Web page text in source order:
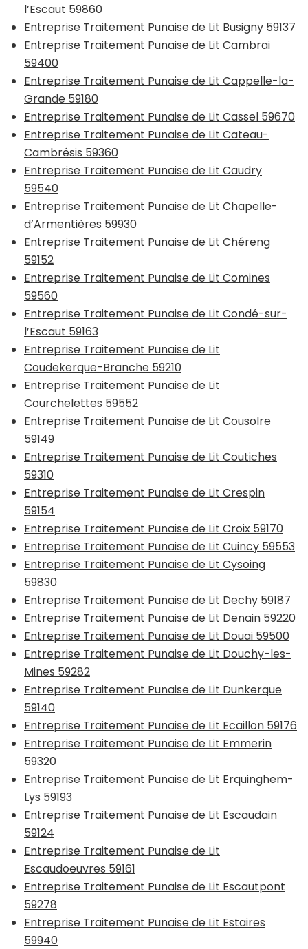
l’Escaut 59860
Entreprise Traitement Punaise de Lit Busigny 59137
Entreprise Traitement Punaise de Lit Cambrai
59400
Entreprise Traitement Punaise de Lit Cappelle-la-
Grande 59180
Entreprise Traitement Punaise de Lit Cassel 59670
Entreprise Traitement Punaise de Lit Cateau-
Cambrésis 59360
Entreprise Traitement Punaise de Lit Caudry
59540
Entreprise Traitement Punaise de Lit Chapelle-
d’Armentières 59930
Entreprise Traitement Punaise de Lit Chéreng
59152
Entreprise Traitement Punaise de Lit Comines
59560
Entreprise Traitement Punaise de Lit Condé-sur-
l’Escaut 59163
Entreprise Traitement Punaise de Lit
Coudekerque-Branche 59210
Entreprise Traitement Punaise de Lit
Courchelettes 59552
Entreprise Traitement Punaise de Lit Cousolre
59149
Entreprise Traitement Punaise de Lit Coutiches
59310
Entreprise Traitement Punaise de Lit Crespin
59154
Entreprise Traitement Punaise de Lit Croix 59170
Entreprise Traitement Punaise de Lit Cuincy 59553
Entreprise Traitement Punaise de Lit Cysoing
59830
Entreprise Traitement Punaise de Lit Dechy 59187
Entreprise Traitement Punaise de Lit Denain 59220
Entreprise Traitement Punaise de Lit Douai 59500
Entreprise Traitement Punaise de Lit Douchy-les-
Mines 59282
Entreprise Traitement Punaise de Lit Dunkerque
59140
Entreprise Traitement Punaise de Lit Ecaillon 59176
Entreprise Traitement Punaise de Lit Emmerin
59320
Entreprise Traitement Punaise de Lit Erquinghem-
Lys 59193
Entreprise Traitement Punaise de Lit Escaudain
59124
Entreprise Traitement Punaise de Lit
Escaudoeuvres 59161
Entreprise Traitement Punaise de Lit Escautpont
59278
Entreprise Traitement Punaise de Lit Estaires
59940